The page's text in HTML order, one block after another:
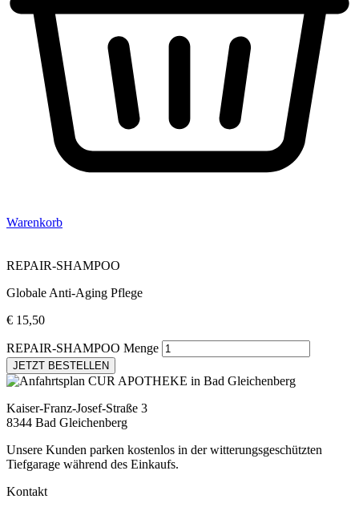
Warenkorb
REPAIR-SHAMPOO
Globale Anti-Aging Pflege
€ 15,50
REPAIR-SHAMPOO Menge
JETZT BESTELLEN
Kaiser-Franz-Josef-Straße 3
8344 Bad Gleichenberg
Unsere Kunden parken kostenlos in der witterungsgeschützten
Tiefgarage während des Einkaufs.
Kontakt